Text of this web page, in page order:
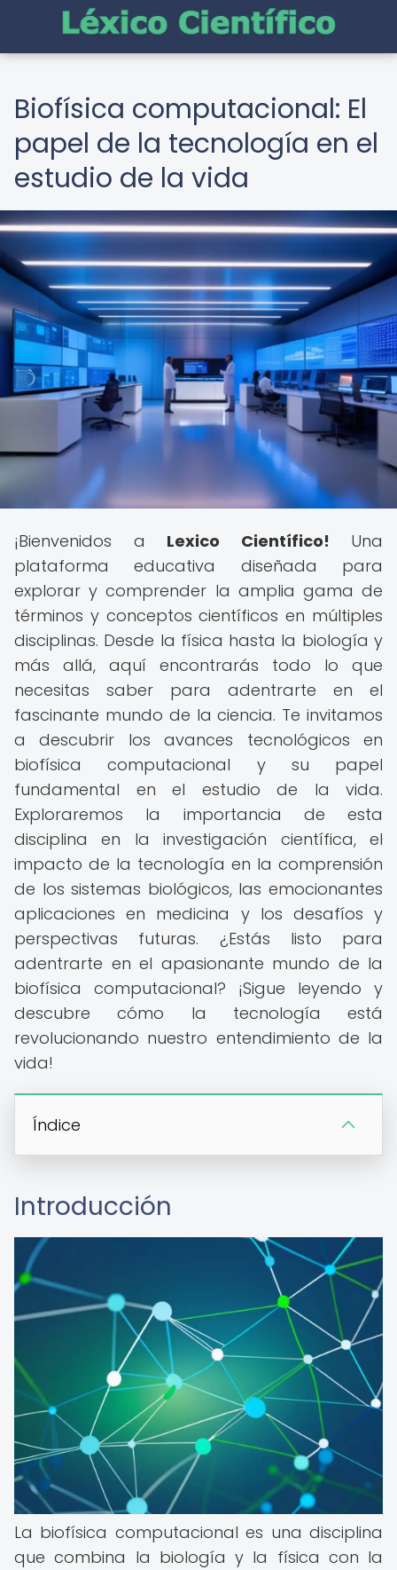
Biofísica computacional: El
papel de la tecnología en el
estudio de la vida
¡Bienvenidos a Lexico Científico! Una
plataforma educativa diseñada para
explorar y comprender la amplia gama de
términos y conceptos científicos en múltiples
disciplinas. Desde la física hasta la biología y
más allá, aquí encontrarás todo lo que
necesitas saber para adentrarte en el
fascinante mundo de la ciencia. Te invitamos
a descubrir los avances tecnológicos en
biofísica computacional y su papel
fundamental en el estudio de la vida.
Exploraremos la importancia de esta
disciplina en la investigación científica, el
impacto de la tecnología en la comprensión
de los sistemas biológicos, las emocionantes
aplicaciones en medicina y los desafíos y
perspectivas futuras. ¿Estás listo para
adentrarte en el apasionante mundo de la
biofísica computacional? ¡Sigue leyendo y
descubre cómo la tecnología está
revolucionando nuestro entendimiento de la
vida!
Índice
Introducción
La biofísica computacional es una disciplina
que combina la biología y la física con la